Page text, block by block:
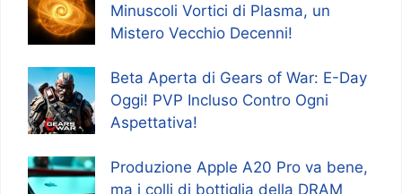
Minuscoli Vortici di Plasma, un
Mistero Vecchio Decenni!
Beta Aperta di Gears of War: E-Day
Oggi! PVP Incluso Contro Ogni
Aspettativa!
Produzione Apple A20 Pro va bene,
ma i colli di bottiglia della DRAM